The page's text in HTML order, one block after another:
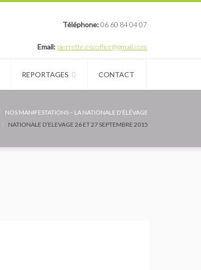
Téléphone:06 60 84 04 07
Email: pierrette.escoffier@gmail.com
REPORTAGES CONTACT
NOS MANIFESTATIONS – LA NATIONALE D’ÉLÉVAGE
NATIONALE D’ELEVAGE 26 ET 27 SEPTEMBRE 2015